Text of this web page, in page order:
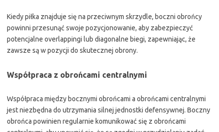
Kiedy piłka znajduje się na przeciwnym skrzydle, boczni obrońcy
powinni przesunąć swoje pozycjonowanie, aby zabezpieczyć
potencjalne overlappingi lub diagonalne biegi, zapewniając, że
zawsze są w pozycji do skutecznej obrony.
Współpraca z obrońcami centralnymi
Współpraca między bocznymi obrońcami a obrońcami centralnymi
jest niezbędna do utrzymania silnej jednostki defensywnej. Boczny
obrońca powinien regularnie komunikować się z obrońcami